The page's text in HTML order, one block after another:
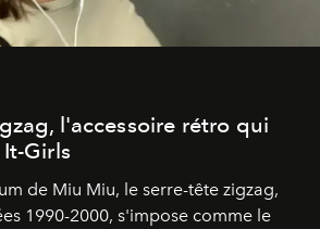
l'accessoire rétro qui
Girls
de Miu Miu, le serre-tête zigzag,
1990-2000, s'impose comme le